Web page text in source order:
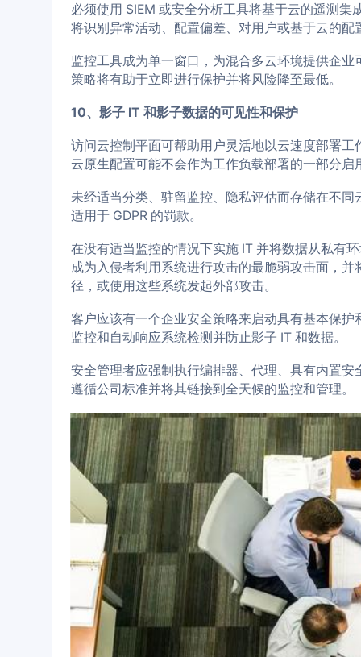
必须使用 SIEM 或安全分析工具将基于云的遥测
将识别异常活动、配置偏差、对用户或基于云的
监控工具成为单一窗口，为混合多云环境提供企
策略将有助于立即进行保护并将风险降至最低。
10、影子 IT 和影子数据的可见性和保护
访问云控制平面可帮助用户灵活地以云速度部署
云原生配置可能不会作为工作负载部署的一部分启
未经适当分类、驻留监控、隐私评估而存储在不
适用于 GDPR 的罚款。
在没有适当监控的情况下实施 IT 并将数据从私有
成为入侵者利用系统进行攻击的最脆弱攻击面，
径，或使用这些系统发起外部攻击。
客户应该有一个企业安全策略来启动具有基本保
监控和自动响应系统检测并防止影子 IT 和数据。
安全管理者应强制执行编排器、代理、具有内置
遵循公司标准并将其链接到全天候的监控和管理。